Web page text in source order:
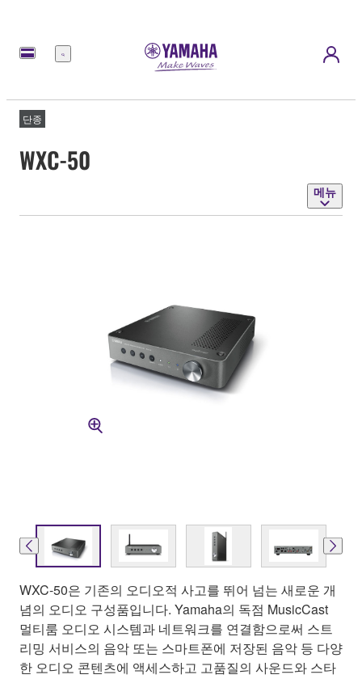
메
단종
WXC-50
메뉴
WXC-50은 기존의 오디오적 사고를 뛰어 넘는 새로운 개
념의 오디오 구성품입니다. Yamaha의 독점 MusicCast
멀티룸 오디오 시스템과 네트워크를 연결함으로써 스트
리밍 서비스의 음악 또는 스마트폰에 저장된 음악 등 다양
한 오디오 콘텐츠에 액세스하고 고품질의 사운드와 스타